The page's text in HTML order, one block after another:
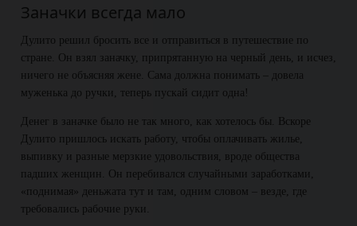
Заначки всегда мало
Дулито решил бросить все и отправиться в путешествие по
стране. Он взял заначку, припрятанную на черный день, и исчез,
ничего не объясняя жене. Сама должна понимать – довела
муженька до ручки, теперь пускай сидит одна!
Денег в заначке было не так много, как хотелось бы. Вскоре
Дулито пришлось искать работу, чтобы оплачивать жилье,
выпивку и разные мерзкие удовольствия, вроде общества
падших женщин. Он перебивался случайными заработками,
«поднимая» деньжата тут и там, одним словом – везде, где
требовались рабочие руки.